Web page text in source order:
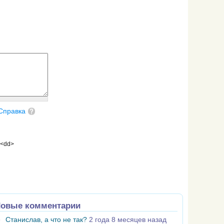
комментарии
Станислав, а что не так? 2 года 8 месяцев назад